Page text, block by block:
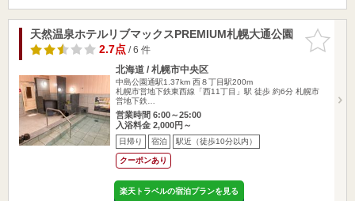
お気に入
りに追加
天然温泉ホテルリブマックスPREMIUM札幌大通公園
2.7点/ 6 件
北海道 / 札幌市中央区
中島公園通駅1.37km 西８丁目駅200m
札幌市営地下鉄東西線「西11丁目」駅 徒歩 約6分 札幌市
営地下鉄…
営業時間 6:00～25:00
入浴料金 2,000円～
日帰り 宿泊 駅近（徒歩10分以内）
クーポンあり
楽天トラベルの宿泊プランを見る